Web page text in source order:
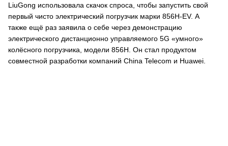
LiuGong использовала скачок спроса, чтобы запустить свой
первый чисто электрический погрузчик марки 856H-EV. А
также ещё раз заявила о себе через демонстрацию
электрического дистанционно управляемого 5G «умного»
колёсного погрузчика, модели 856H. Он стал продуктом
совместной разработки компаний China Telecom и Huawei.